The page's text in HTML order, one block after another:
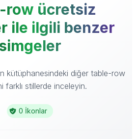
row ücretsiz
ile ilgili benzer
kütüphanesindeki diğer table-row
farklı stillerde inceleyin.
0 İkonlar